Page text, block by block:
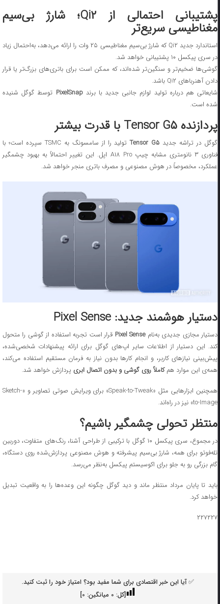
پشتیبانی احتمالی از Qi۲؛ شارژ بی‌سیم
مغناطیسی سریع‌تر
استاندارد جدید Qi۲ که شارژ بی‌سیم مغناطیسی ۲۵ وات را ارائه می‌دهد، به‌احتمال زیاد
در سری پیکسل ۱۰ پشتیبانی خواهد شد.
گوشی‌ها ضخیم‌تر و سنگین‌تر شده‌اند، که ممکن است برای باتری‌های بزرگ‌تر یا قرار
دادن آهنرباهای Qi۲ باشد.
شایعاتی هم درباره تولید لوازم جانبی جدید با برند PixelSnapتوسط گوگل شنیده
شده است.
پردازنده Tensor G۵ با قدرت بیشتر
گوگل در تراشه جدید Tensor G۵
تولید را از سامسونگ به TSMC سپرده است؛ با
فناوری ۳ نانومتری مشابه چیپ A۱۸ Pro اپل. این تغییر احتمالاً به بهبود چشمگیر
عملکرد، مخصوصاً در هوش مصنوعی و مصرف باتری منجر خواهد شد.
دستیار هوشمند جدید: Pixel Sense
دستیار مجازی جدیدی به‌نام Pixel Senseقرار است تجربه استفاده از گوشی را متحول
کند. این دستیار از اطلاعات سایر اپ‌های گوگل برای ارائه پیشنهادات شخصی‌شده،
پیش‌بینی نیازهای کاربر، و انجام کارها بدون نیاز به فرمان مستقیم استفاده می‌کند،
همه‌ی این موارد همکاملاً روی گوشی و بدون اتصال ابریپردازش خواهد شد.
همچنین ابزارهایی مثل «Speak-to-Tweak» برای ویرایش صوتی تصاویر و «Sketch-
to-Image» نیز در راه‌اند.
منتظر تحولی چشمگیر باشیم؟
در مجموع، سری پیکسل ۱۰ گوگل با ترکیبی از طراحی آشنا، رنگ‌های متفاوت، دوربین
تله‌فوتو برای همه، شارژ بی‌سیم پیشرفته و هوش مصنوعی پردازش‌شده روی دستگاه،
گام بزرگی رو به جلو برای اکوسیستم پیکسل به‌نظر می‌رسد.
باید تا پایان مرداد منتظر ماند و دید گوگل چگونه این وعده‌ها را به واقعیت تبدیل
خواهد کرد.
۲۲۷۲۲۷
✅ آیا این خبر اقتصادی برای شما مفید بود؟ امتیاز خود را ثبت کنید.
[کل: 0میانگین: 0
]